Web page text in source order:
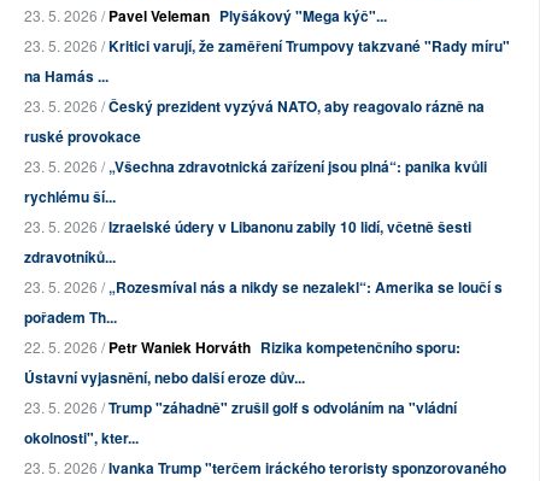
23. 5. 2026 /Pavel Veleman Plyšákový "Mega kýč"...
23. 5. 2026 /Kritici varují, že zaměření Trumpovy takzvané "Rady míru"
na Hamás ...
23. 5. 2026 /Český prezident vyzývá NATO, aby reagovalo rázně na
ruské provokace
23. 5. 2026 /„Všechna zdravotnická zařízení jsou plná“: panika kvůli
rychlému ší...
23. 5. 2026 /Izraelské údery v Libanonu zabily 10 lidí, včetně šesti
zdravotníků...
23. 5. 2026 /„Rozesmíval nás a nikdy se nezalekl“: Amerika se loučí s
pořadem Th...
22. 5. 2026 /Petr Waniek Horváth Rizika kompetenčního sporu:
Ústavní vyjasnění, nebo další eroze dův...
23. 5. 2026 /Trump "záhadně" zrušil golf s odvoláním na "vládní
okolnosti", kter...
23. 5. 2026 /Ivanka Trump "terčem iráckého teroristy sponzorovaného